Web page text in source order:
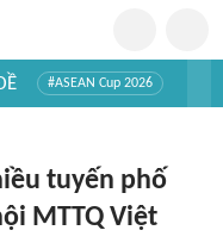
#ASEAN Cup 2026
tuyến phố
MTTQ Việt